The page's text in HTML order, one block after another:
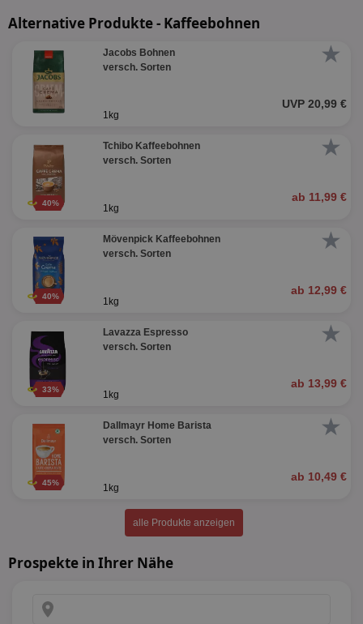
Alternative Produkte - Kaffeebohnen
★
Jacobs Bohnen
versch. Sorten
UVP 20,99 €
1kg
★
40%
Tchibo Kaffeebohnen
versch. Sorten
ab 11,99 €
1kg
★
40%
Mövenpick Kaffeebohnen
versch. Sorten
ab 12,99 €
1kg
★
33%
Lavazza Espresso
versch. Sorten
ab 13,99 €
1kg
★
45%
Dallmayr Home Barista
versch. Sorten
ab 10,49 €
1kg
alle Produkte anzeigen
Prospekte in Ihrer Nähe